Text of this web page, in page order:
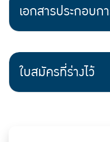
เอกสารประกอบก
ใบสมัครที่ร่างไว้